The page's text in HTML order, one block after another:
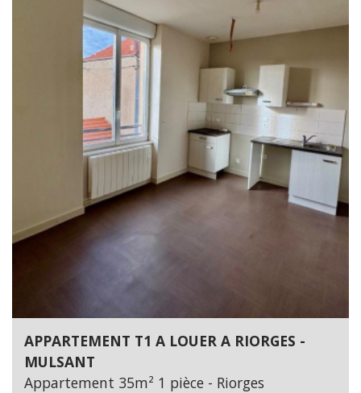
APPARTEMENT T1 A LOUER A RIORGES -
MULSANT
Appartement 35m² 1 pièce - Riorges